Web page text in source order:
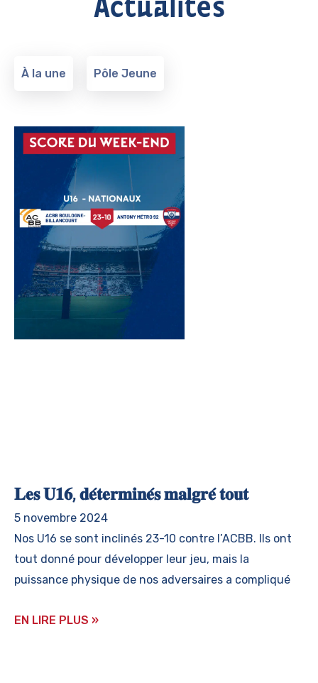
Actualités
À la une Pôle Jeune
𝐋𝐞𝐬 𝐔𝟏𝟔, 𝐝𝐞́𝐭𝐞𝐫𝐦𝐢𝐧𝐞́𝐬 𝐦𝐚𝐥𝐠𝐫𝐞́ 𝐭𝐨𝐮𝐭
5 novembre 2024
Nos U16 se sont inclinés 23-10 contre l’ACBB. Ils ont
tout donné pour développer leur jeu, mais la
puissance physique de nos adversaires a compliqué
EN LIRE PLUS »